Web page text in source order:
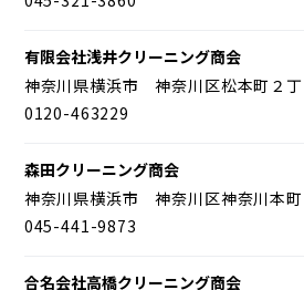
有限会社浅井クリーニング商会
神奈川県横浜市 神奈川区松本町２丁
0120-463229
森田クリーニング商会
神奈川県横浜市 神奈川区神奈川本町
045-441-9873
合名会社高橋クリーニング商会